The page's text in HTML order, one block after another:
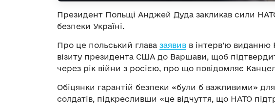
Президент Польщі Анджей Дуда закликав сили НАТО
безпеки Україні.
Про це польський глава заявив в інтерв’ю
візиту президента США до Варшави, щоб
через рік війни з росією, про що повідомляє
Обіцянки гарантій безпеки «були б важливими» для
солдатів, підкресливши «це відчуття, що НАТО